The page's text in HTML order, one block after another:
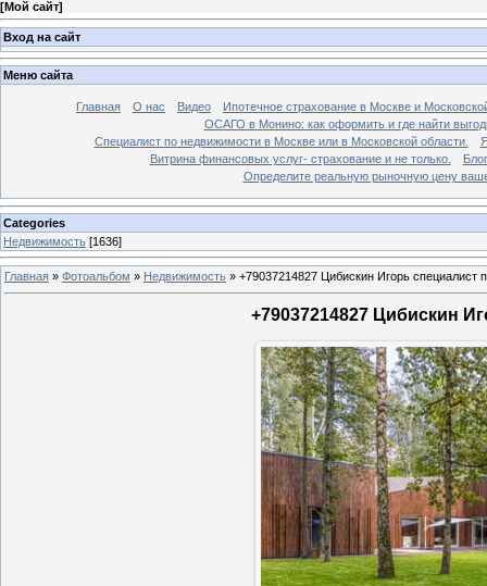
[Мой сайт]
Вход на сайт
Меню сайта
Главная О нас Видео
Ипотечное страхование в Москве и
ОСАГО в Монино: как оформить и где найти
Специалист по недвижимости в Москве или в Московской области.
Витрина финансовых услуг- страхование и не только.
Блог
Определите реальную рыночную цену
Categories
Недвижимость [1636]
Главная » Фотоальбом » Недвижимость » +79037214827 Цибискин Игорь специалист
+79037214827 Цибискин